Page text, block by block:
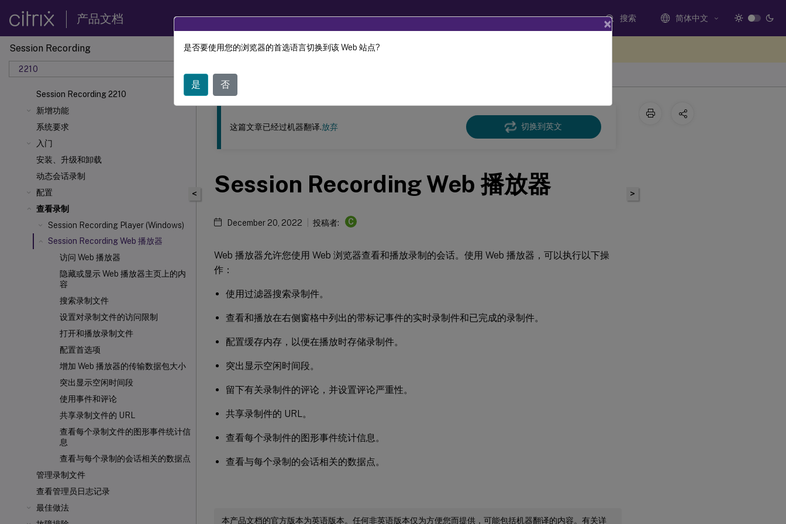
产品文档 搜索 简体中文
Session Recording
2210
Session Recording 2210
新增功能
系统要求
入门
安装、升级和卸载
动态会话录制
配置
查看录制
Session Recording Player (Windows)
Session Recording Web 播放器
访问 Web 播放器
隐藏或显示 Web 播放器主页上的内
容
搜索录制文件
设置对录制文件的访问限制
打开和播放录制文件
配置首选项
增加 Web 播放器的传输数据包大小
突出显示空闲时间段
使用事件和评论
共享录制文件的 URL
查看每个录制文件的图形事件统计信
息
查看与每个录制的会话相关的数据点
管理录制文件
查看管理员日志记录
最佳做法
此内容已经过机器动态翻译。
<
这篇文章已经过机器翻译.放弃 切换到英文
Session Recording Web 播放器
December 20, 2022 投稿者: C
Web 播放器允许您使用 Web 浏览器查看和播放录制的会话。使用 Web 播放器，可以执行以下操
作：
使用过滤器搜索录制件。
查看和播放在右侧窗格中列出的带标记事件的实时录制件和已完成的录制件。
配置缓存内存，以便在播放时存储录制件。
突出显示空闲时间段。
留下有关录制件的评论，并设置评论严重性。
共享录制件的 URL。
查看每个录制件的图形事件统计信息。
查看与每个录制的会话相关的数据点。
本产品文档的官方版本为英语版本。任何非英语版本仅为方便您而提供，可能包括机器翻译的内容。有关详
>
×
是否要使用您的浏览器的首选语言切换到该 Web 站点?
是 否